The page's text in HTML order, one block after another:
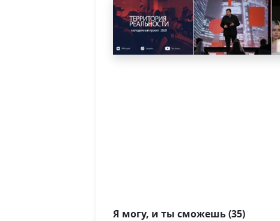
Я могу, и ты сможешь (35)